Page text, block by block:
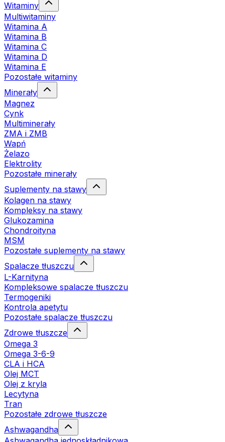
Witaminy
Multiwitaminy
Witamina A
Witamina B
Witamina C
Witamina D
Witamina E
Pozostałe witaminy
Minerały
Magnez
Cynk
Multiminerały
ZMA i ZMB
Wapń
Żelazo
Elektrolity
Pozostałe minerały
Suplementy na stawy
Kolagen na stawy
Kompleksy na stawy
Glukozamina
Chondroityna
MSM
Pozostałe suplementy na stawy
Spalacze tłuszczu
L-Karnityna
Kompleksowe spalacze tłuszczu
Termogeniki
Kontrola apetytu
Pozostałe spalacze tłuszczu
Zdrowe tłuszcze
Omega 3
Omega 3-6-9
CLA i HCA
Olej MCT
Olej z kryla
Lecytyna
Tran
Pozostałe zdrowe tłuszcze
Ashwagandha